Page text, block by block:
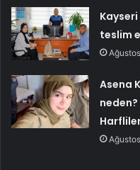
Kayseri
teslim
Asena
neden?